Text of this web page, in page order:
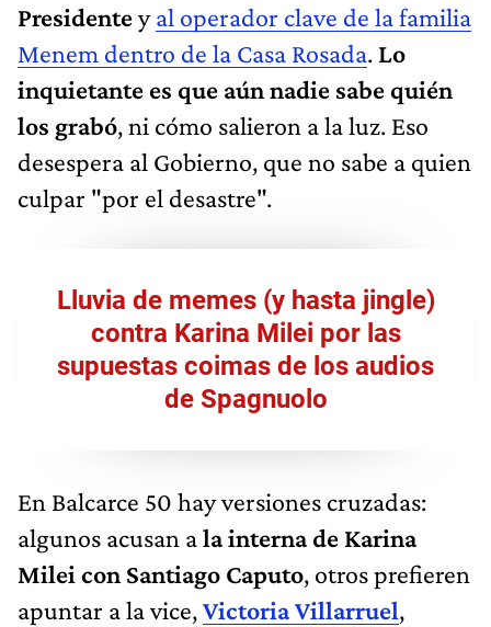
Presidenteyal operador clave de la familia
Menem dentro de la Casa Rosada. Lo
inquietante es que aún nadie sabe quién
los grabó, ni cómo salieron a la luz. Eso
desespera al Gobierno, que no sabe a quien
culpar "por el desastre".
Lluvia de memes (y hasta jingle)
contra Karina Milei por las
supuestas coimas de los audios
de Spagnuolo
En Balcarce 50 hay versiones cruzadas:
algunos acusan ala interna de Karina
Milei con Santiago Caputo, otros prefieren
apuntar a la vice,Victoria Villarruel,